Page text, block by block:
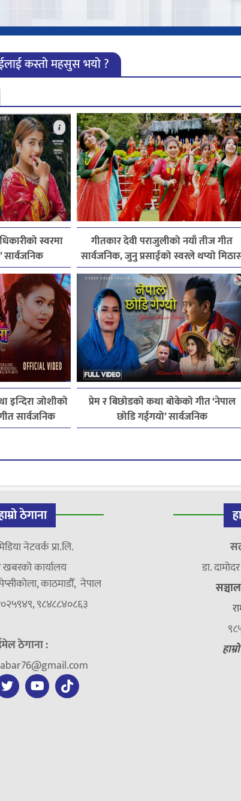
कस्तो महसुस भयो ?
स्वरमा
सार्वजनिक
गीतकार देवी पराजुलीको नयाँ तीज गीत
सार्वजनिक, जुनु प्रसाईको स्वरले थप्यो
इन्दिरा जोशीको
सार्वजनिक
प्रेम र बिछोडको कथा बोकेको गीत ‘नेपाल
छोडि गईगयो’ सार्वजनिक
ठेगाना
नेटवर्क प्रा.लि.
खबरको कार्यालय
काठमाडौँ, नेपाल
९८४८८४०८६३
ठेगाना :
डा.